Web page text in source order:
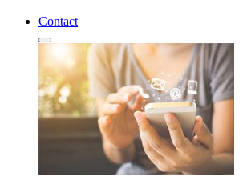
Contact